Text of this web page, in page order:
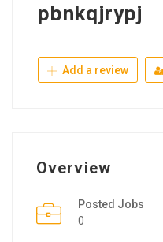
pbnkqjrypj
Add a review
Overview
Posted Jobs
0